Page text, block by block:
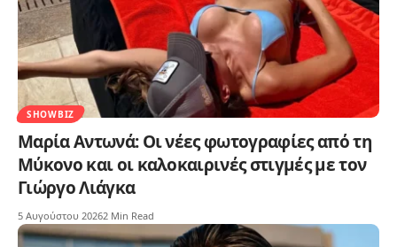
SHOWBIZ
Μαρία Αντωνά: Οι νέες φωτογραφίες από τη
Μύκονο και οι καλοκαιρινές στιγμές με τον
Γιώργο Λιάγκα
5 Αυγούστου 20262 Min Read